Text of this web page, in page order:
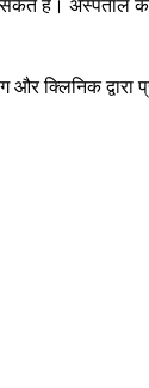
सकते हैं।
क्लिनिक द्वारा